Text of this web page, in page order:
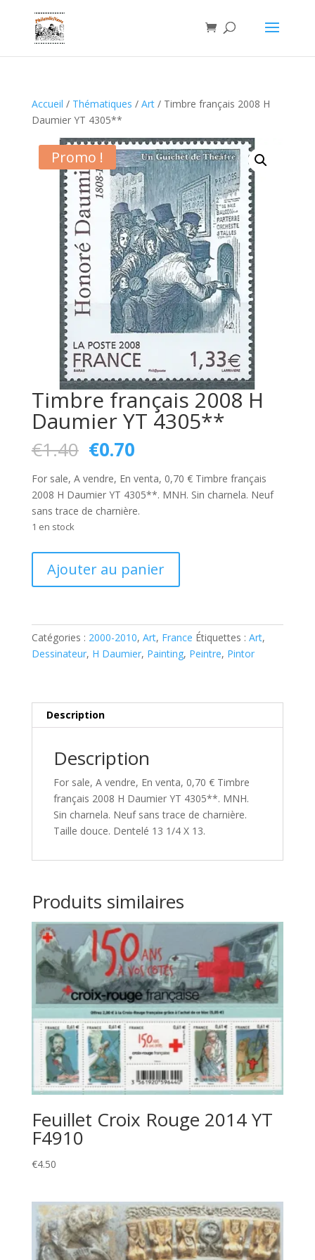
Accueil / Thématiques / Art/ Timbre français 2008 H
Daumier YT 4305**
Promo !
Timbre français 2008 H
Daumier YT 4305**
€1.40 Le
prix
initial
était :
€1.40.
€0.70Le
actuel
est :
€0.70.
For sale, A vendre, En venta, 0,70 € Timbre français
2008 H Daumier YT 4305**. MNH. Sin charnela. Neuf
sans trace de charnière.
1 en stock
2008
H
Daumier
Ajouter au panier
Catégories : 2000-2010, Art, France Étiquettes : Art,
Dessinateur, H Daumier, Painting, Peintre, Pintor
Description
Description
For sale, A vendre, En venta, 0,70 € Timbre
français 2008 H Daumier YT 4305**. MNH.
Sin charnela. Neuf sans trace de charnière.
Taille douce. Dentelé 13 1/4 X 13.
Produits similaires
Feuillet Croix Rouge 2014 YT
F4910
€4.50